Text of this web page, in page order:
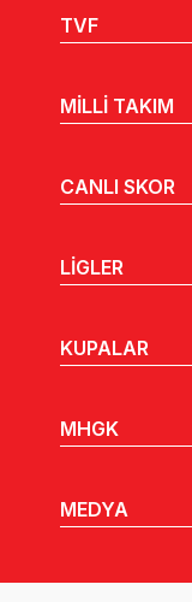
TVF
MİLLİ TAKIM
CANLI SKOR
LİGLER
KUPALAR
MHGK
MEDYA
DUYURULAR